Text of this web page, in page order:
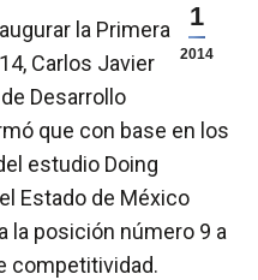
1
2014
la Primera Feria
Carlos Javier
Desarrollo
que con base en los
estudio Doing
Estado de México
la posición número 9 a
competitividad.